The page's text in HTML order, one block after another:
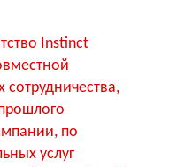
Instinct
по
услуг